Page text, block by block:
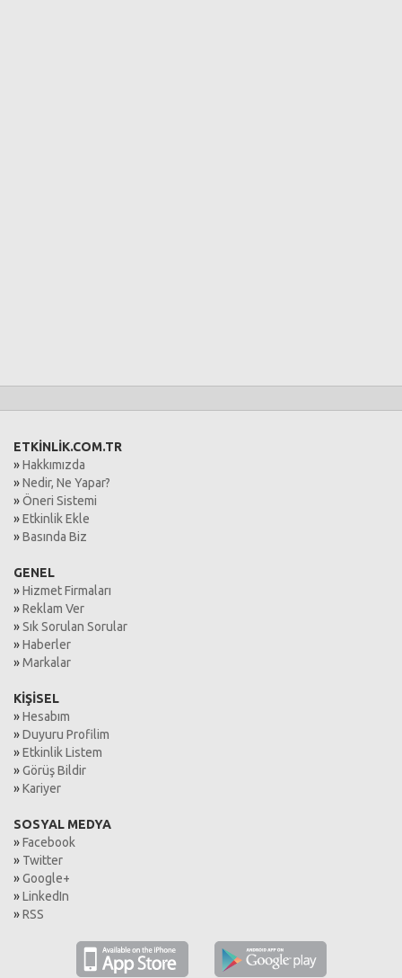
ETKİNLİK.COM.TR
»Hakkımızda
»Nedir, Ne Yapar?
»Öneri Sistemi
»Etkinlik Ekle
»Basında Biz
GENEL
»Hizmet Firmaları
»Reklam Ver
»Sık Sorulan Sorular
»Haberler
»Markalar
KİŞİSEL
»Hesabım
»Duyuru Profilim
»Etkinlik Listem
»Görüş Bildir
»Kariyer
SOSYAL MEDYA
»Facebook
» Twitter
»Google+
»LinkedIn
»RSS